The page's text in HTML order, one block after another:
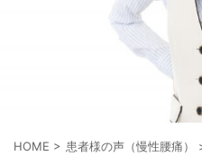
HOME > 患者様の声（慢性腰痛）